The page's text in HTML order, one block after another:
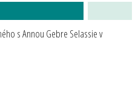
s Annou Gebre Selassie v